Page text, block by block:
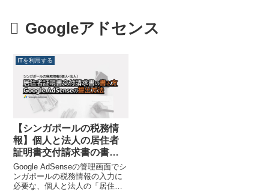
Googleアドセンス
ITを利用する
【シンガポールの税務情
報】個人と法人の居住者
証明書交付請求書の書き
方とGoogle AdSenseの
提出方法
Google AdSenseの管理画面でシ
ンガポールの税務情報の入力に
必要な、個人と法人の「居住者